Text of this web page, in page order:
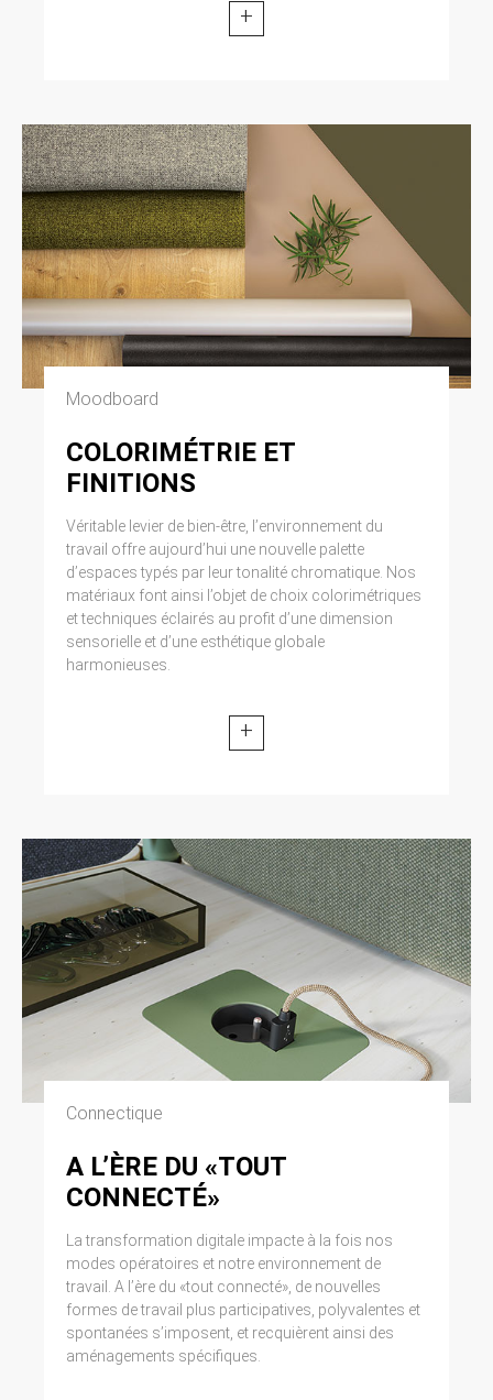
+
Moodboard
COLORIMÉTRIE ET
FINITIONS
Véritable levier de bien-être, l’environnement du
travail offre aujourd’hui une nouvelle palette
d’espaces typés par leur tonalité chromatique. Nos
matériaux font ainsi l’objet de choix colorimétriques
et techniques éclairés au profit d’une dimension
sensorielle et d’une esthétique globale
harmonieuses.
+
Connectique
A L’ÈRE DU «TOUT
CONNECTÉ»
La transformation digitale impacte à la fois nos
modes opératoires et notre environnement de
travail. A l’ère du «tout connecté», de nouvelles
formes de travail plus participatives, polyvalentes et
spontanées s’imposent, et recquièrent ainsi des
aménagements spécifiques.